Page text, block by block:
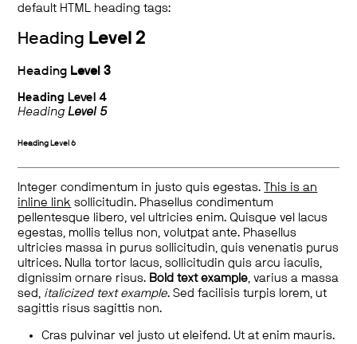
default HTML heading tags:
Heading Level 2
Heading Level 3
Heading Level 4
HeadingLevel 5
Heading Level 6
Integer condimentum in justo quis egestas.
This is an
inline link sollicitudin. Phasellus condimentum
pellentesque libero, vel ultricies enim. Quisque vel lacus
egestas, mollis tellus non, volutpat ante. Phasellus
ultricies massa in purus sollicitudin, quis venenatis purus
ultrices. Nulla tortor lacus, sollicitudin quis arcu iaculis,
dignissim ornare risus. Bold text example, varius a massa
sed, italicized text example. Sed facilisis turpis lorem, ut
sagittis risus sagittis non.
Cras pulvinar vel justo ut eleifend. Ut at enim mauris.